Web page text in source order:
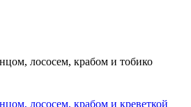
лососем, крабом и тобико
лососем, крабом и креветкой